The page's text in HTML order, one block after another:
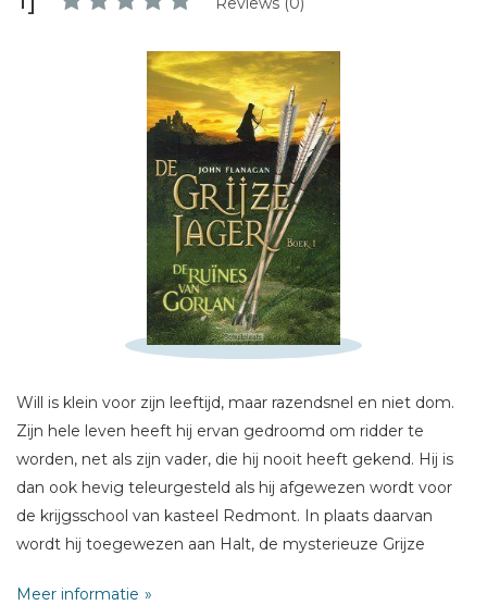
Will is klein voor zijn leeftijd, maar razendsnel en niet dom.
Zijn hele leven heeft hij ervan gedroomd om ridder te
worden, net als zijn vader, die hij nooit heeft gekend. Hij is
dan ook hevig teleurgesteld als hij afgewezen wordt voor
de krijgsschool van kasteel Redmont. In plaats daarvan
wordt hij toegewezen aan Halt, de mysterieuze Grijze
Meer informatie
Schrijf hieronder je review!
Naam *
E-mail *
Titel *
Bericht *